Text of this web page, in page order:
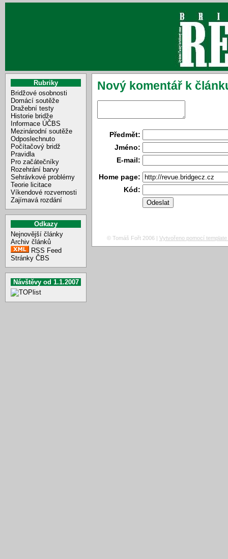
Rubriky
Bridžové osobnosti
Domácí soutěže
Dražební testy
Historie bridže
Informace ÚČBS
Mezinárodní soutěže
Odposlechnuto
Počítačový bridž
Pravidla
Pro začátečníky
Rozehrání barvy
Sehrávkové problémy
Teorie licitace
Víkendové rozvernosti
Zajímavá rozdání
Odkazy
Nejnovější články
Archiv článků
RSS Feed
Stránky ČBS
Návštěvy od 1.1.2007
Nový komentář k
Předmět:
Jméno:
E-mail:
Home page:
Kód:
© Tomáš Fořt 2006 | Vytvořeno pomocí